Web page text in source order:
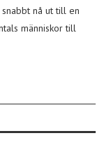
nå ut till en
människor till